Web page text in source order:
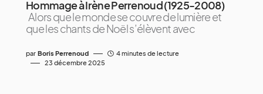
Hommage à Irène Perrenoud (1925-2008)
Alors que le monde se couvre de lumière et
que les chants de Noël s’élèvent avec
par Boris Perrenoud
4 minutes de lecture
23 décembre 2025